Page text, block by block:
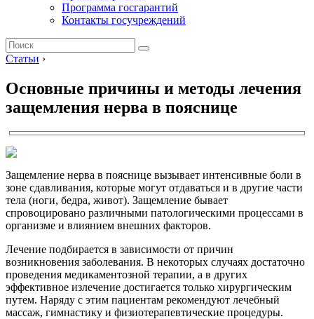
Программа госгарантий
Контакты госучреждений
Статьи ›
Основные причины и методы лечения
защемления нерва в пояснице
Защемление нерва в пояснице вызывает интенсивные боли в
зоне сдавливания, которые могут отдаваться и в другие части
тела (ноги, бедра, живот). Защемление бывает
спровоцировано различными патологическими процессами в
организме и влиянием внешних факторов.
Лечение подбирается в зависимости от причин
возникновения заболевания. В некоторых случаях достаточно
проведения медикаментозной терапии, а в других
эффективное излечение достигается только хирургическим
путем. Наряду с этим пациентам рекомендуют лечебный
массаж, гимнастику и физиотерапевтические процедуры.